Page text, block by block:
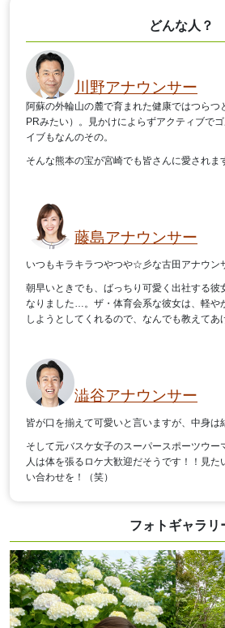
フォトギャラリ
どんな人？
川野アナウンサー
阿蘇の外輪山の麓で育まれた健康ではつらつ
PRみたい）。見かけによらずアクティブで
イブもなんのその。
そんな熊本の宝が宮崎でも皆さんに愛されま
藤島アナウンサー
いつもキラキラつやつや☆彡な古田アナウン
朝早いときでも、ばっちり可愛く出社する彼
なりました…。ザ・体育会系な彼女は、軽や
しようとしてくれるので、なんでも教えて
澁谷アナウンサー
皆が口を揃えて可愛いと言いますが、中身は
そして元バスケ女子のスーパースポーツウー
人は体を張るロケ大歓迎だそうです！！見た
い合わせを！（笑）